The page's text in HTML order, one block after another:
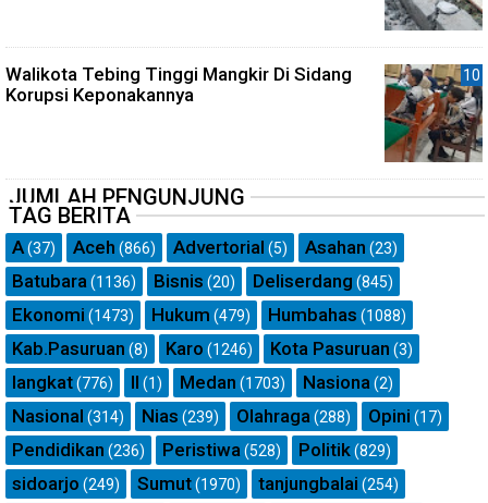
Walikota Tebing Tinggi Mangkir Di Sidang
Korupsi Keponakannya
JUMLAH PENGUNJUNG
TAG BERITA
A(37) Aceh (866) Advertorial (5) Asahan (23)
Batubara (1136) Bisnis (20) Deliserdang (845)
Ekonomi (1473) Hukum (479) Humbahas (1088)
Kab.Pasuruan (8) Karo (1246) Kota Pasuruan (3)
langkat(776) ll (1) Medan (1703) Nasiona (2)
Nasional (314) Nias (239) Olahraga (288) Opini (17)
Pendidikan (236) Peristiwa (528) Politik(829)
sidoarjo (249) Sumut(1970) tanjungbalai (254)